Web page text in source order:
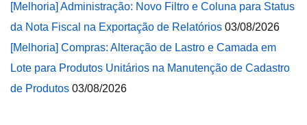
[Melhoria] Administração: Novo Filtro e Coluna para Status
da Nota Fiscal na Exportação de Relatórios 03/08/2026
[Melhoria] Compras: Alteração de Lastro e Camada em
Lote para Produtos Unitários na Manutenção de Cadastro
de Produtos 03/08/2026